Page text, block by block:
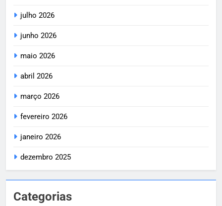
julho 2026
junho 2026
maio 2026
abril 2026
março 2026
fevereiro 2026
janeiro 2026
dezembro 2025
Categorias